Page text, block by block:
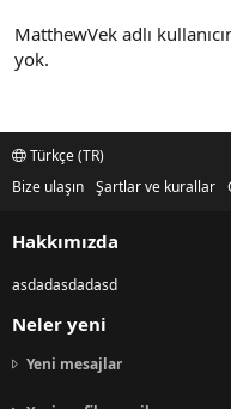
MatthewVek adlı
yok.
Türkçe (TR)
Bize ulaşın Şartlar ve kurallar
Hakkımızda
asdadasdadasd
Neler yeni
Yeni mesajlar